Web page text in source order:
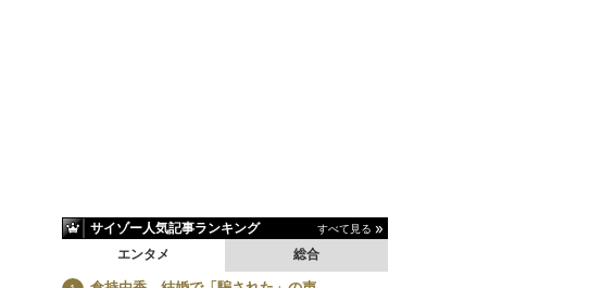
サイゾー人気記事ランキング すべて見る
エンタメ 総合